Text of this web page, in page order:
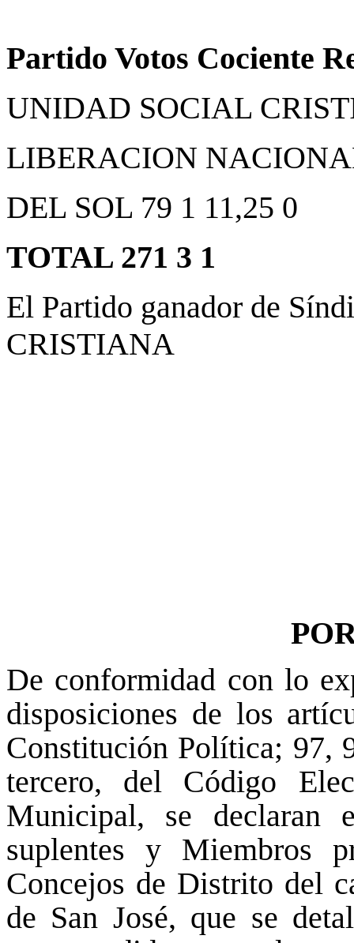
Partido Votos Cociente
UNIDAD SOCIAL
LIBERACION
DEL SOL 79 1 11,25 0
TOTAL 271 3 1
El Partido ganador de
CRISTIANA
De conformidad con lo
disposiciones de los
Constitución Política; 97,
tercero, del Código
Municipal, se declaran
suplentes y Miembros
Concejos de Distrito del
de San José, que se